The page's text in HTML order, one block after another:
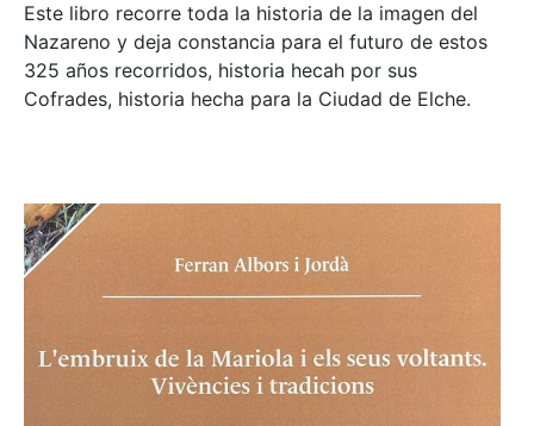
Este libro recorre toda la historia de la imagen del
Nazareno y deja constancia para el futuro de estos
325 años recorridos, historia hecah por sus
Cofrades, historia hecha para la Ciudad de Elche.